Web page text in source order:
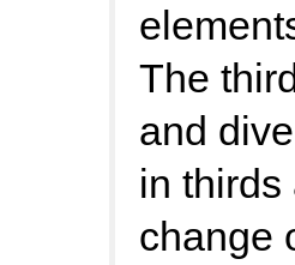
The
and
in thirds
change